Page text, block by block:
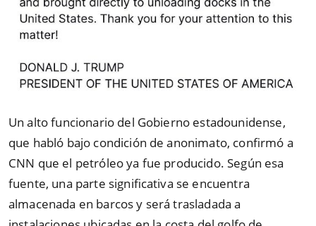
Un alto funcionario del Gobierno estadounidense,
que habló bajo condición de anonimato, confirmó a
CNN que el petróleo ya fue producido. Según esa
fuente, una parte significativa se encuentra
almacenada en barcos y será trasladada a